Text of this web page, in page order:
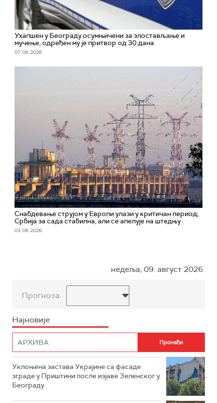
Ухапшен у Београду осумњичени за злостављање и
мучење, одређен му је притвор од 30 дана
07. 08. 2026.
Снабдевање струјом у Европи улази у критичан период;
Србија за сада стабилна, али се апелује на штедњу
03. 08. 2026.
недеља, 09. август 2026.
Прогноза
Најновије
Уклоњена застава Украјине са фасаде
зграде у Приштини после изјаве Зеленског у
Београду